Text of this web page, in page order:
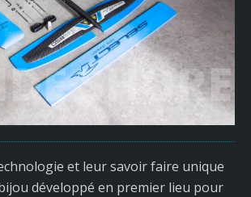
et leur savoir faire unique
développé en premier lieu pour